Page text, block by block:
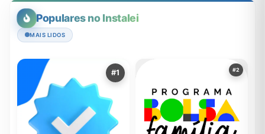
Populares no Instalei
MAIS LIDOS
#1 #2